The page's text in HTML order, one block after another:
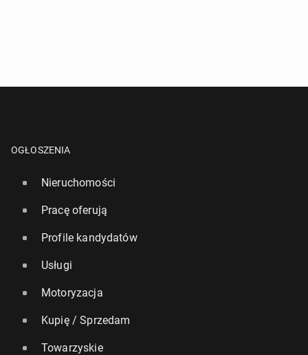
OGŁOSZENIA
Nieruchomości
Pracę oferują
Profile kandydatów
Usługi
Motoryzacja
Kupię / Sprzedam
Towarzyskie